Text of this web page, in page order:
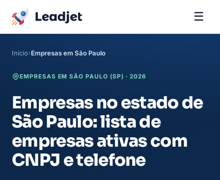
☰
Início Empresas em São Paulo
EMPRESAS EM SÃO PAULO (SP) · 2026
Empresas no estado de
São Paulo: lista de
empresas ativas com
CNPJ e telefone